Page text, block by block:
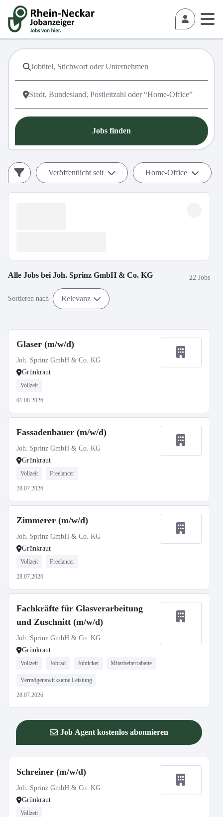
Jobs finden
Veröffentlicht seit Home-Office
Alle Jobs bei Joh. Sprinz GmbH & Co. KG 22 Jobs
Sortieren nach Relevanz
Glaser (m/w/d)
Joh. Sprinz GmbH & Co. KG
Grünkraut
Vollzeit
01.08.2026
Fassadenbauer (m/w/d)
Joh. Sprinz GmbH & Co. KG
Grünkraut
Vollzeit Freelancer
28.07.2026
Zimmerer (m/w/d)
Joh. Sprinz GmbH & Co. KG
Grünkraut
Vollzeit Freelancer
28.07.2026
Fachkräfte für Glasverarbeitung
und Zuschnitt (m/w/d)
Joh. Sprinz GmbH & Co. KG
Grünkraut
Vollzeit Jobrad Jobticket Mitarbeiterrabatte
Vermögenswirksame Leistung
28.07.2026
Job Agent kostenlos abonnieren
Schreiner (m/w/d)
Joh. Sprinz GmbH & Co. KG
Grünkraut
Vollzeit